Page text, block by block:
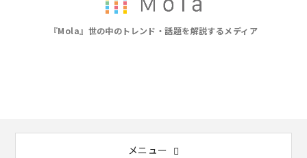
『Mola』世の中のトレンド・話題を解説するメディア
メニュー